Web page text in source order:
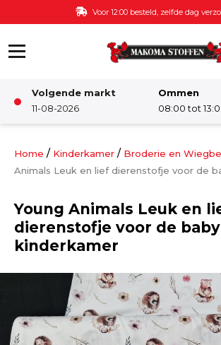
Ga naar de inhoud Voor 12:00 besteld, zelfde dag
Volgende markt
11-08-2026
Ommen
08:00 tot
Damesstoffen
Kinderstoffen
Kinderkamer
Katoen
Home / Kinderkamer / Broderie en
Animals Leuk en lief dierenstofje voor de
Young Animals Leuk en
dierenstofje voor de baby
kinderkamer